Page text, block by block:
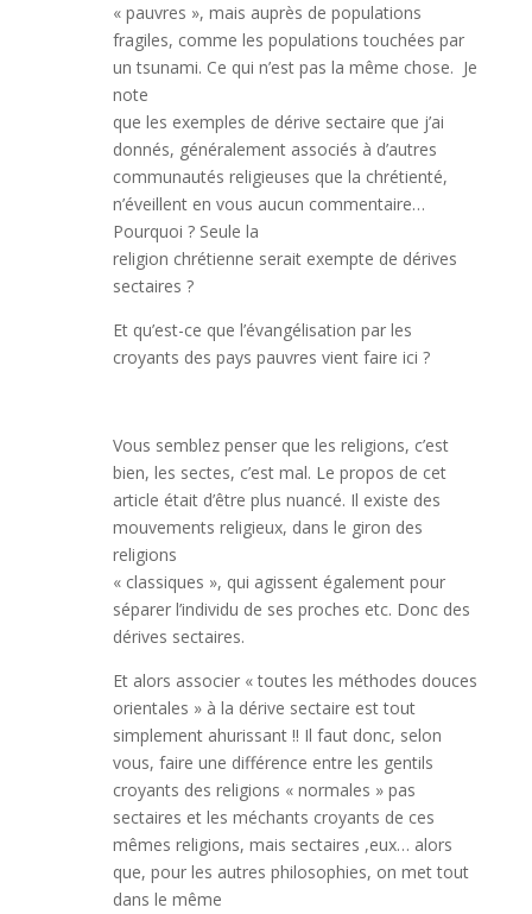
« pauvres », mais auprès de populations
fragiles, comme les populations touchées par
un tsunami. Ce qui n’est pas la même chose. Je
note
que les exemples de dérive sectaire que j’ai
donnés, généralement associés à d’autres
communautés religieuses que la chrétienté,
n’éveillent en vous aucun commentaire…
Pourquoi ? Seule la
religion chrétienne serait exempte de dérives
sectaires ?
Et qu’est-ce que l’évangélisation par les
croyants des pays pauvres vient faire ici ?
Vous semblez penser que les religions, c’est
bien, les sectes, c’est mal. Le propos de cet
article était d’être plus nuancé. Il existe des
mouvements religieux, dans le giron des
religions
« classiques », qui agissent également pour
séparer l’individu de ses proches etc. Donc des
dérives sectaires.
Et alors associer « toutes les méthodes douces
orientales » à la dérive sectaire est tout
simplement ahurissant !! Il faut donc, selon
vous, faire une différence entre les gentils
croyants des religions « normales » pas
sectaires et les méchants croyants de ces
mêmes religions, mais sectaires ,eux… alors
que, pour les autres philosophies, on met tout
dans le même